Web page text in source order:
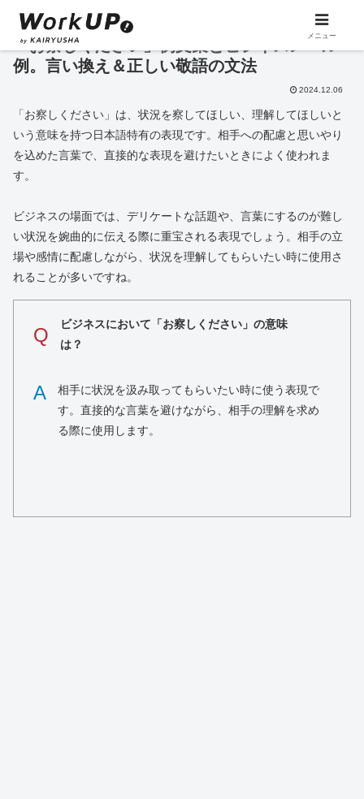
「お察しください」例文集とビジネスメール
例。言い換え＆正しい敬語の文法
2024.12.06
「お察しください」は、状況を察してほしい、理解してほしいと
いう意味を持つ日本語特有の表現です。相手への配慮と思いやり
を込めた言葉で、直接的な表現を避けたいときによく使われま
す。
ビジネスの場面では、デリケートな話題や、言葉にするのが難し
い状況を婉曲的に伝える際に重宝される表現でしょう。相手の立
場や感情に配慮しながら、状況を理解してもらいたい時に使用さ
れることが多いですね。
Q
ビジネスにおいて「お察しください」の意味
は？
A
相手に状況を汲み取ってもらいたい時に使う表現で
す。直接的な言葉を避けながら、相手の理解を求め
る際に使用します。
メニュー